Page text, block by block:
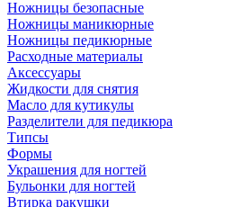
Ножницы безопасные
Ножницы маникюрные
Ножницы педикюрные
Расходные материалы
Аксессуары
Жидкости для снятия
Масло для кутикулы
Разделители для педикюра
Типсы
Формы
Украшения для ногтей
Бульонки для ногтей
Втирка ракушки